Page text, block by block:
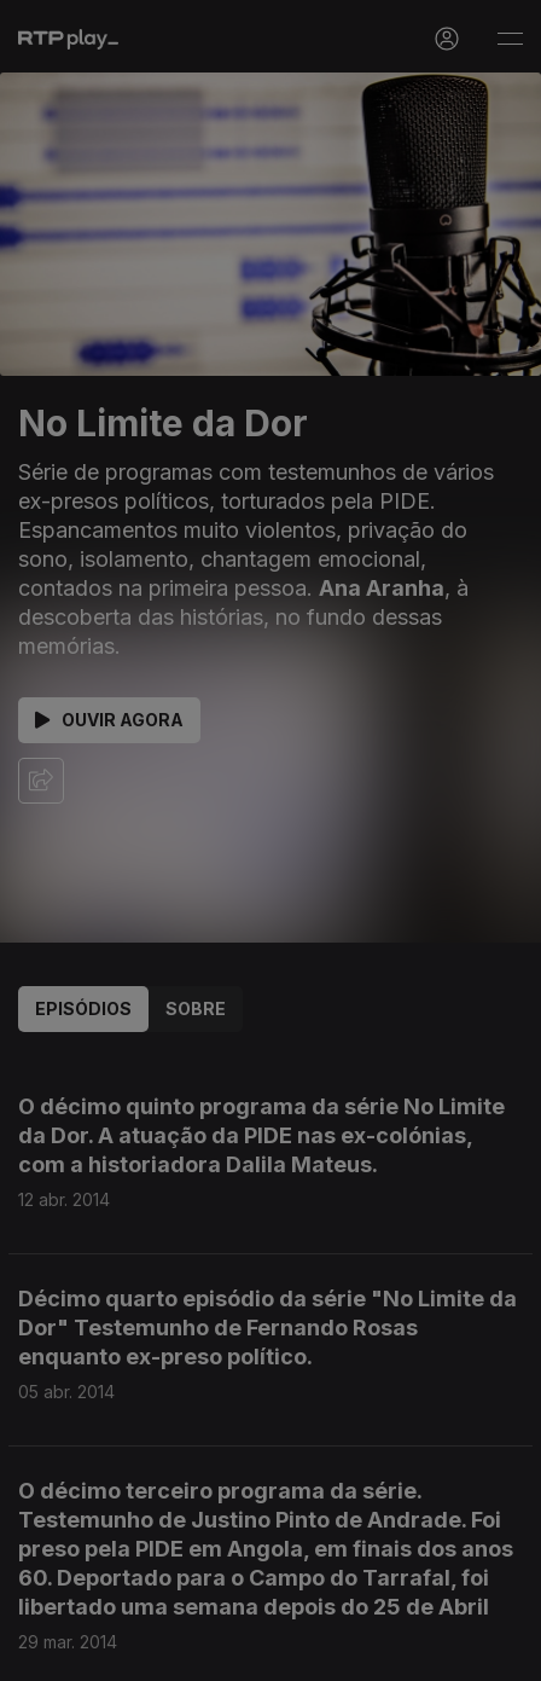
No Limite da Dor
Série de programas com testemunhos de vários
ex-presos políticos, torturados pela PIDE.
Espancamentos muito violentos, privação do
sono, isolamento, chantagem emocional,
contados na primeira pessoa. Ana Aranha, à
descoberta das histórias, no fundo dessas
memórias.
OUVIR AGORA
EPISÓDIOS SOBRE
O décimo quinto programa da série No Limite
da Dor. A atuação da PIDE nas ex-colónias,
com a historiadora Dalila Mateus.
12 abr. 2014
Décimo quarto episódio da série "No Limite da
Dor" Testemunho de Fernando Rosas
enquanto ex-preso político.
05 abr. 2014
O décimo terceiro programa da série.
Testemunho de Justino Pinto de Andrade. Foi
preso pela PIDE em Angola, em finais dos anos
60. Deportado para o Campo do Tarrafal, foi
libertado uma semana depois do 25 de Abril
29 mar. 2014